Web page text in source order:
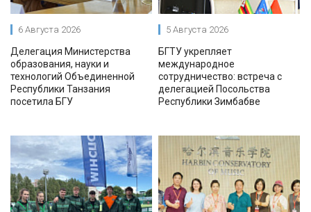
6 Августа 2026
Делегация Министерства
образования, науки и
технологий Объединенной
Республики Танзания
посетила БГУ
5 Августа 2026
БГТУ укрепляет
международное
сотрудничество: встреча с
делегацией Посольства
Республики Зимбабве